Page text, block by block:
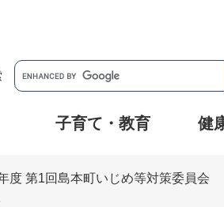
子育て・教育 健
度 第1回島本町いじめ等対策委員会